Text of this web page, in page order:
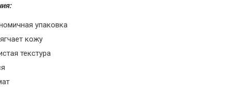
упаковка
кожу
текстура